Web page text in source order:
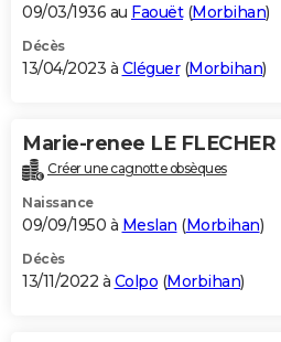
09/03/1936 au Faouët(Morbihan)
Décès
13/04/2023 à Cléguer(Morbihan)
Marie-renee LE FLECHER
Créer une cagnotte obsèques
Naissance
09/09/1950 à Meslan (Morbihan)
Décès
13/11/2022 à Colpo (Morbihan)